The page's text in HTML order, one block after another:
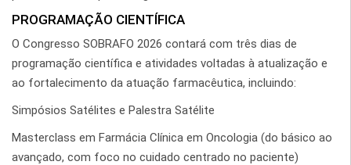
PROGRAMAÇÃO CIENTÍFICA
O Congresso SOBRAFO 2026 contará com três dias de
programação científica e atividades voltadas à atualização e
ao fortalecimento da atuação farmacêutica, incluindo:
Simpósios Satélites e Palestra Satélite
Masterclass em Farmácia Clínica em Oncologia (do básico ao
avançado, com foco no cuidado centrado no paciente)